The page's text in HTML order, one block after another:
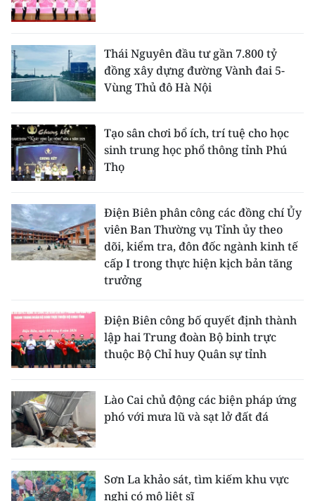
Thái Nguyên đầu tư gần 7.800 tỷ
đồng xây dựng đường Vành đai 5-
Vùng Thủ đô Hà Nội
Tạo sân chơi bổ ích, trí tuệ cho học
sinh trung học phổ thông tỉnh Phú
Thọ
Điện Biên phân công các đồng chí Ủy
viên Ban Thường vụ Tỉnh ủy theo
dõi, kiểm tra, đôn đốc ngành kinh tế
cấp I trong thực hiện kịch bản tăng
trưởng
Điện Biên công bố quyết định thành
lập hai Trung đoàn Bộ binh trực
thuộc Bộ Chỉ huy Quân sự tỉnh
Lào Cai chủ động các biện pháp ứng
phó với mưa lũ và sạt lở đất đá
Sơn La khảo sát, tìm kiếm khu vực
nghi có mộ liệt sĩ